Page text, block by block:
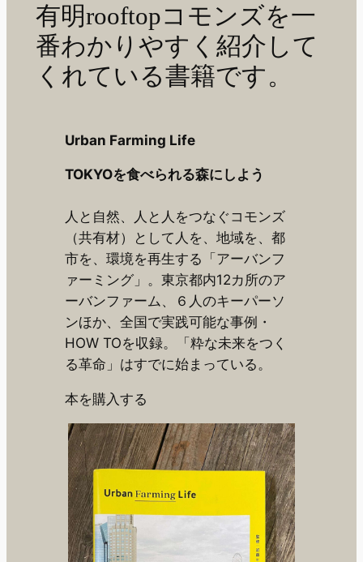
有明rooftopコモンズを一
番わかりやすく紹介して
くれている書籍です。
Urban Farming Life
TOKYOを食べられる森にしよう
人と自然、人と人をつなぐコモンズ
（共有材）として人を、地域を、都
市を、環境を再生する「アーバンフ
ァーミング」。東京都内12カ所のア
ーバンファーム、６人のキーパーソ
ンほか、全国で実践可能な事例・
HOW TOを収録。「粋な未来をつく
る革命」はすでに始まっている。
本を購入する